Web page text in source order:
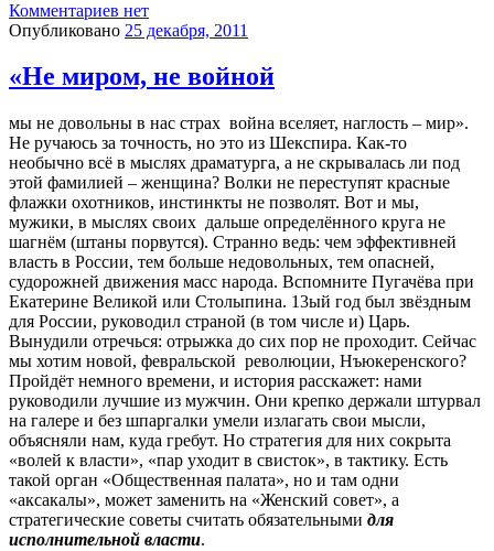
Комментариев нет
Опубликовано 25 декабря, 2011
«Не миром, не войной
мы не довольны в нас страх война вселяет, наглость – мир».
Не ручаюсь за точность, но это из Шекспира. Как-то
необычно всё в мыслях драматурга, а не скрывалась ли под
этой фамилией – женщина? Волки не переступят красные
флажки охотников, инстинкты не позволят. Вот и мы,
мужики, в мыслях своих дальше определённого круга не
шагнём (штаны порвутся). Странно ведь: чем эффективней
власть в России, тем больше недовольных, тем опасней,
судорожней движения масс народа. Вспомните Пугачёва при
Екатерине Великой или Столыпина. 13ый год был звёздным
для России, руководил страной (в том числе и) Царь.
Вынудили отречься: отрыжка до сих пор не проходит. Сейчас
мы хотим новой, февральской революции, Нъюкеренского?
Пройдёт немного времени, и история расскажет: нами
руководили лучшие из мужчин. Они крепко держали штурвал
на галере и без шпаргалки умели излагать свои мысли,
объясняли нам, куда гребут. Но стратегия для них сокрыта
«волей к власти», «пар уходит в свисток», в тактику. Есть
такой орган «Общественная палата», но и там одни
«аксакалы», может заменить на «Женский совет», а
стратегические советы считать обязательными для
исполнительной власти.